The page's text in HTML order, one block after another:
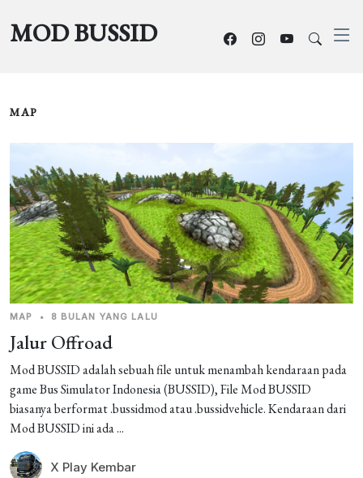
MOD BUSSID
MAP
MAP • 8 BULAN YANG LALU
Jalur Offroad
Mod BUSSID adalah sebuah file untuk menambah kendaraan pada
game Bus Simulator Indonesia (BUSSID), File Mod BUSSID
biasanya berformat .bussidmod atau .bussidvehicle. Kendaraan dari
Mod BUSSID ini ada ...
X Play Kembar